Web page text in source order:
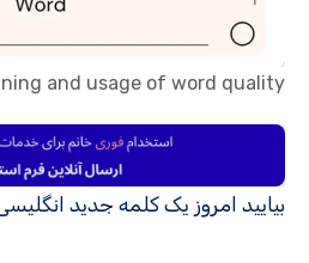
and usage of word quality
بیایید امروز یک کلمه جدید